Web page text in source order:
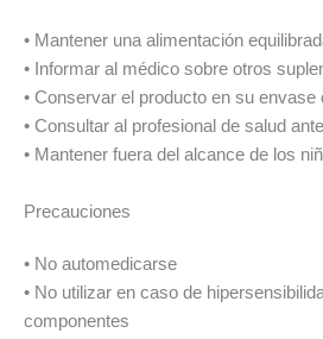
• Mantener una alimentación
• Informar al médico sobre otros
• Conservar el producto en su envase
• Consultar al profesional de salud
• Mantener fuera del alcance de los
Precauciones
• No automedicarse
• No utilizar en caso de
componentes